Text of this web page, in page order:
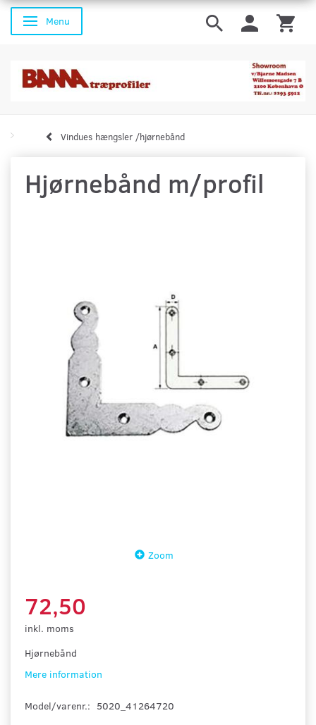
Skifte navigation
Menu
Vindues hængsler /hjørnebånd
Hjørnebånd m/profil
Zoom
72,50
inkl. moms
Hjørnebånd
Mere information
Model/varenr.: 5020_41264720